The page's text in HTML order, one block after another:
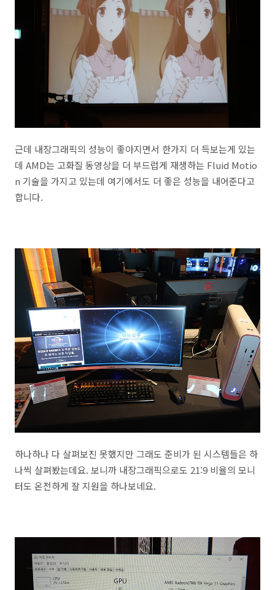
근데 내장그래픽의 성능이 좋아지면서 한가지 더 득보는게 있는
데 AMD는 고화질 동영상을 더 부드럽게 재생하는 Fluid Motio
n 기술을 가지고 있는데 여기에서도 더 좋은 성능을 내어준다고
합니다.
하나하나 다 살펴보진 못했지만 그래도 준비가 된 시스템들은 하
나씩 살펴봤는데요. 보니까 내장그래픽으로도 21:9 비율의 모니
터도 온전하게 잘 지원을 하나보네요.